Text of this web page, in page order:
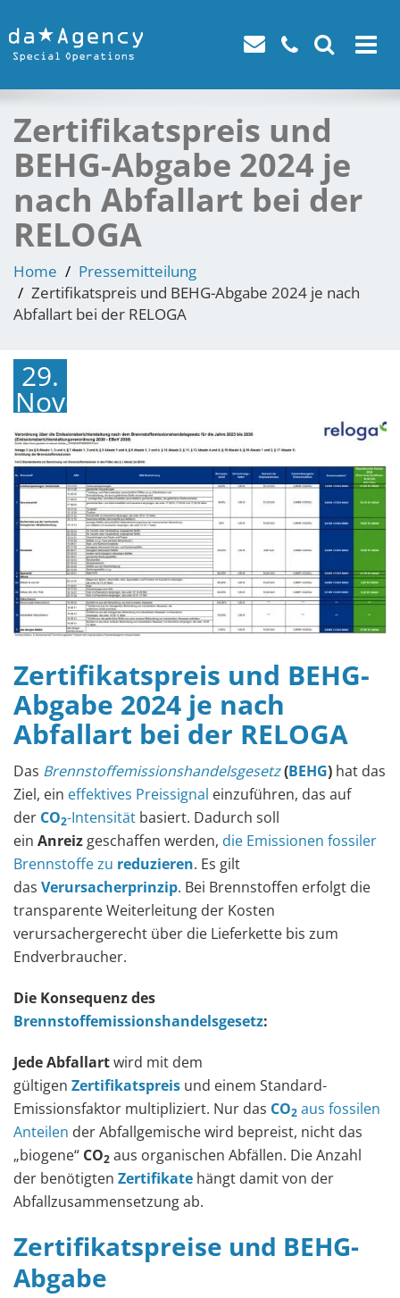
Toggle
Zertifikatspreis und
BEHG-Abgabe 2024 je
nach Abfallart bei der
RELOGA
Home
Pressemitteilung
Zertifikatspreis und BEHG-Abgabe 2024 je nach
Abfallart bei der RELOGA
29.
November
2023
Zertifikatspreis und BEHG-
Abgabe 2024 je nach
Abfallart bei der RELOGA
Das Brennstoffemissionshandelsgesetz(BEHG) hat das
Ziel, ein effektives Preissignal einzuführen, das auf
der CO2-Intensität basiert. Dadurch soll
ein Anreiz geschaffen werden, die Emissionen fossiler
Brennstoffe zu reduzieren. Es gilt
das Verursacherprinzip. Bei Brennstoffen erfolgt die
transparente Weiterleitung der Kosten
verursachergerecht über die Lieferkette bis zum
Endverbraucher.
Die Konsequenz des
Brennstoffemissionshandelsgesetz:
JedeAbfallartwird mit dem
gültigen Zertifikatspreis und einem Standard-
Emissionsfaktor multipliziert. Nur das CO2 aus fossilen
Anteilen der Abfallgemische wird bepreist, nicht das
„biogene“ CO2 aus organischen Abfällen. Die Anzahl
der benötigten Zertifikate hängt damit von der
Abfallzusammensetzung ab.
Zertifikatspreise und BEHG-
Abgabe